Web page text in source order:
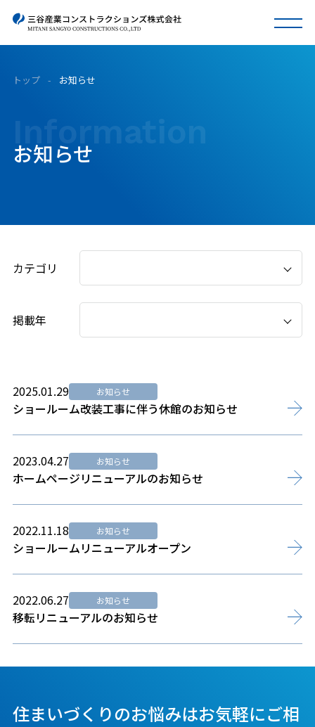
トップ - お知らせ
お知らせ
カテゴリ
掲載年
2025.01.29 お知らせ
ショールーム改装工事に伴う休館のお知らせ
2023.04.27 お知らせ
ホームページリニューアルのお知らせ
2022.11.18 お知らせ
ショールームリニューアルオープン
2022.06.27 お知らせ
移転リニューアルのお知らせ
住まいづくりのお悩みはお気軽にご相